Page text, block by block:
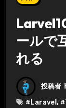
ールで
れる
投稿者
# Laravel , #